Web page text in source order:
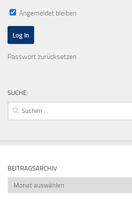
Angemeldet bleiben
Passwort zurücksetzen
SUCHE:
Suchen
BEITRAGSARCHIV
Beitragsarchiv